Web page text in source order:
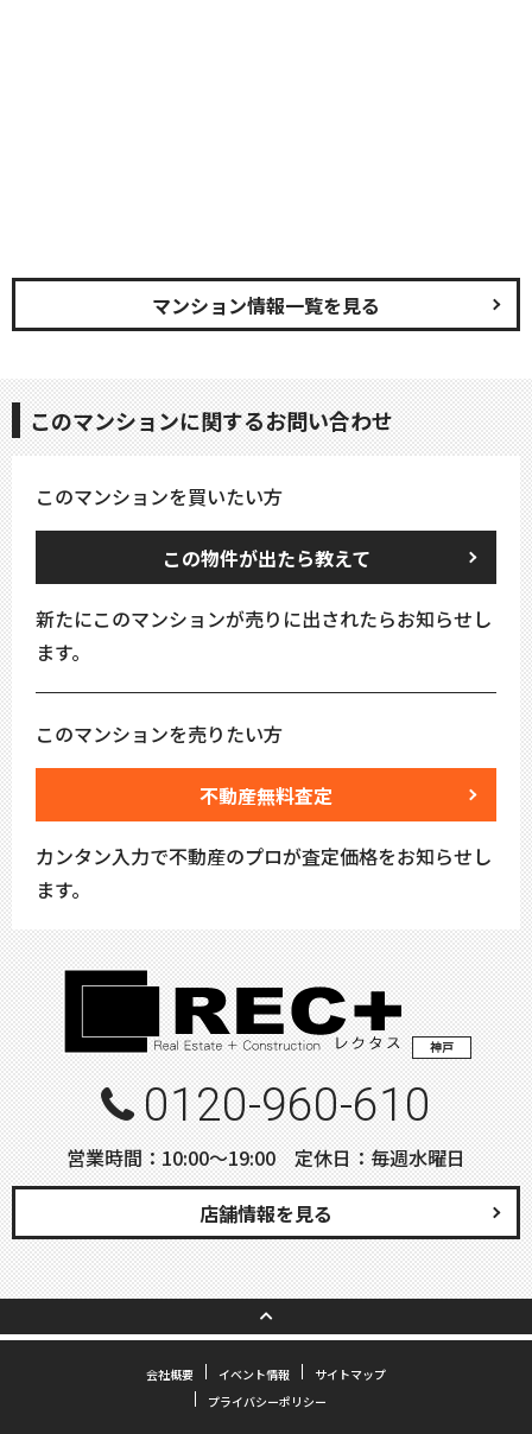
マンション情報一覧を見る
このマンションに関するお問い合わせ
このマンションを買いたい方
この物件が出たら教えて
新たにこのマンションが売りに出されたらお知らせし
ます。
このマンションを売りたい方
不動産無料査定
カンタン入力で不動産のプロが査定価格をお知らせし
ます。
神戸
0120-960-610
営業時間：10:00〜19:00 定休日：毎週水曜日
店舗情報を見る
会社概要 イベント情報
サイトマップ
プライバシーポリシー